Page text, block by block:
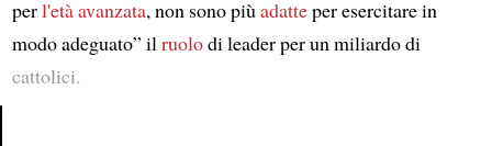
perl'età avanzata, non sono piùadatteper esercitare in
modo adeguato” ilruolodi leader per un miliardo di
cattolici.